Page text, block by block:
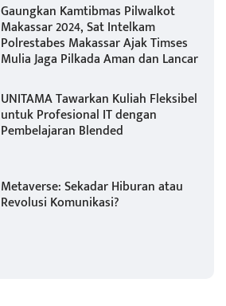
Gaungkan Kamtibmas Pilwalkot
Makassar 2024, Sat Intelkam
Polrestabes Makassar Ajak Timses
Mulia Jaga Pilkada Aman dan Lancar
UNITAMA Tawarkan Kuliah Fleksibel
untuk Profesional IT dengan
Pembelajaran Blended
Metaverse: Sekadar Hiburan atau
Revolusi Komunikasi?